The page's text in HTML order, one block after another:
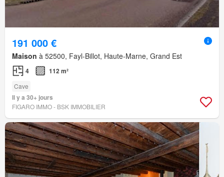
191 000 €
Maison à 52500, Fayl-Billot, Haute-Marne, Grand Est
4 112 m²
Cave
Il y a 30+ jours
FIGARO IMMO - BSK IMMOBILIER